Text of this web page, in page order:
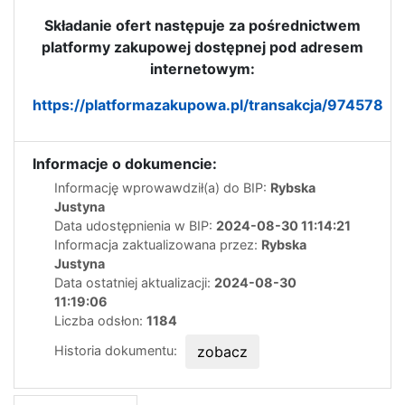
Składanie ofert następuje za pośrednictwem
platformy zakupowej dostępnej pod adresem
internetowym:
https://platformazakupowa.pl/transakcja/974578
Informacje o dokumencie:
Informację wprowawdził(a) do BIP: Rybska
Justyna
Data udostępnienia w BIP: 2024-08-30 11:14:21
Informacja zaktualizowana przez: Rybska
Justyna
Data ostatniej aktualizacji: 2024-08-30
11:19:06
Liczba odsłon: 1184
Historia dokumentu:
zobacz